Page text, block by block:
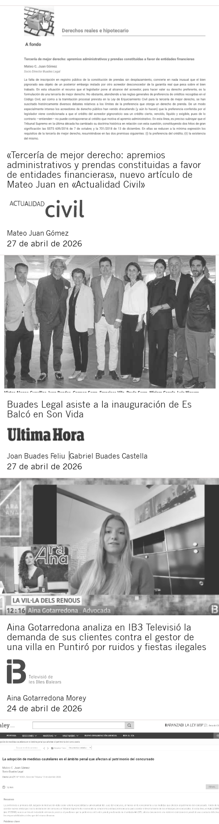
«Tercería de mejor derecho: apremios
administrativos y prendas constituidas a favor
de entidades financieras», nuevo artículo de
Mateo Juan en «Actualidad Civil»
Mateo Juan Gómez
27 de abril de 2026
Buades Legal asiste a la inauguración de Es
Balcó en Son Vida
Joan Buades Feliu Gabriel Buades Castella
27 de abril de 2026
Aina Gotarredona analiza en IB3 Televisió la
demanda de sus clientes contra el gestor de
una villa en Puntiró por ruidos y fiestas ilegales
Aina Gotarredona Morey
24 de abril de 2026